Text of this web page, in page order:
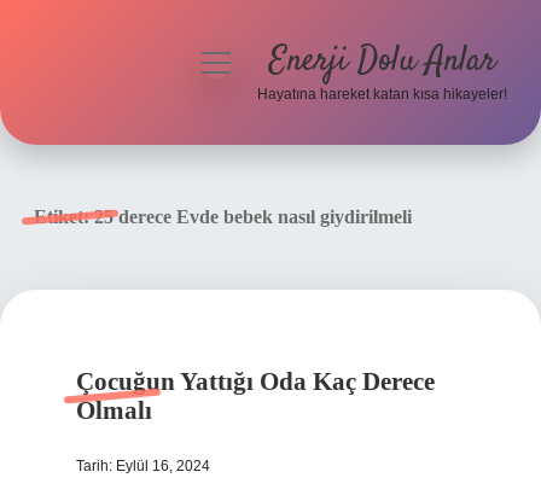
menüyüEnerji Dolu Anlar
Hayatına hareket katan kısa hikayeler!
Etiket:25 derece Evde bebek nasıl giydirilmeli
Çocuğun Yattığı Oda Kaç Derece
Olmalı
Tarih: Eylül 16, 2024